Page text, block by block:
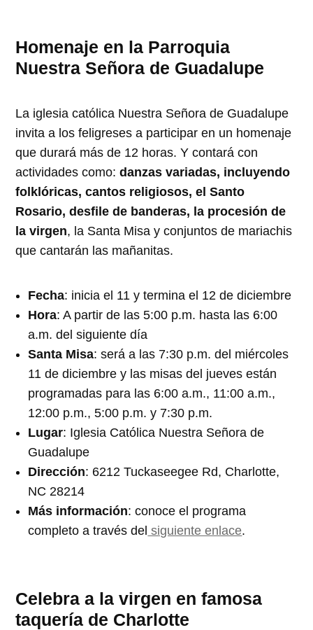
Homenaje en la Parroquia
Nuestra Señora de Guadalupe
La iglesia católica Nuestra Señora de Guadalupe
invita a los feligreses a participar en un homenaje
que durará más de 12 horas. Y contará con
actividades como:danzas variadas, incluyendo
folklóricas, cantos religiosos, el Santo
Rosario, desfile de banderas, la procesión de
la virgen, la Santa Misa y conjuntos de mariachis
que cantarán las mañanitas.
Fecha: inicia el 11 y termina el 12 de diciembre
Hora: A partir de las 5:00 p.m. hasta las 6:00
a.m. del siguiente día
Santa Misa: será a las 7:30 p.m. del miércoles
11 de diciembre y las misas del jueves están
programadas para las 6:00 a.m., 11:00 a.m.,
12:00 p.m., 5:00 p.m. y 7:30 p.m.
Lugar: Iglesia Católica Nuestra Señora de
Guadalupe
Dirección: 6212 Tuckaseegee Rd, Charlotte,
NC 28214
Más información: conoce el programa
completo a través del siguiente enlace.
Celebra a la virgen en famosa
taquería de Charlotte